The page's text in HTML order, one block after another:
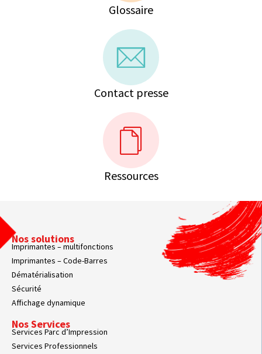
Glossaire
Contact presse
Ressources
Nos solutions
Imprimantes – multifonctions
Imprimantes – Code-Barres
Dématérialisation
Sécurité
Affichage dynamique
Nos Services
Services Parc d’Impression
Services Professionnels